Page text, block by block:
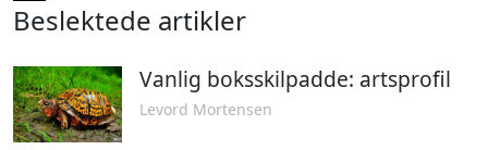
Beslektede artikler
Vanlig boksskilpadde: artsprofil
Levord Mortensen